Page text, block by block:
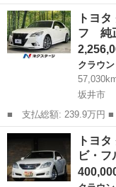
ー名： トヨタ ■ 車種
トＳ－Ｔ Ｊ－フロンテ
ロントグ...
福井 福井市 ク
トヨ
フ 純
クラウン
坂井市
■ 支払総額: 239.9万円 ■ 車両本体価格： 2,256,000 円 ■ メーカ
ー名： トヨタ ■ 車種
トＧ ムーンルーフ 純
クルコン...
福井 坂井市 クラ
トヨ
ビ・